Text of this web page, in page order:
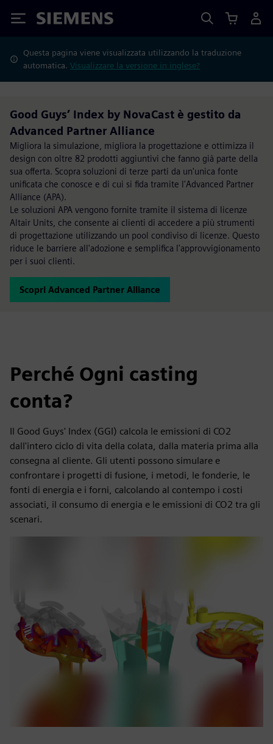
Siemens
Questa pagina viene visualizzata utilizzando la traduzione
automatica.Visualizzare la versione in inglese?
Good Guys’ Index by NovaCast è gestito da
Advanced Partner Alliance
Migliora la simulazione, migliora la progettazione e ottimizza il
design con oltre 82 prodotti aggiuntivi che fanno già parte della
sua offerta. Scopra soluzioni di terze parti da un'unica fonte
unificata che conosce e di cui si fida tramite l'Advanced Partner
Alliance (APA).
Le soluzioni APA vengono fornite tramite il sistema di licenze
Altair Units, che consente ai clienti di accedere a più strumenti
di progettazione utilizzando un pool condiviso di licenze. Questo
riduce le barriere all'adozione e semplifica l'approvvigionamento
per i suoi clienti.
Scopri Advanced Partner Alliance
Perché Ogni casting
conta?
Il Good Guys' Index (GGI) calcola le emissioni di CO2
dall'intero ciclo di vita della colata, dalla materia prima alla
consegna al cliente. Gli utenti possono simulare e
confrontare i progetti di fusione, i metodi, le fonderie, le
fonti di energia e i forni, calcolando al contempo i costi
associati, il consumo di energia e le emissioni di CO2 tra gli
scenari.